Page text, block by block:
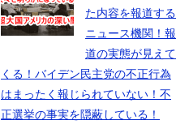
た内容を報道する
ニュース機関！報
道の実態が見えて
くる！バイデン民主党の不正行為
はまったく報じられていない！不
正選挙の事実を隠蔽している！